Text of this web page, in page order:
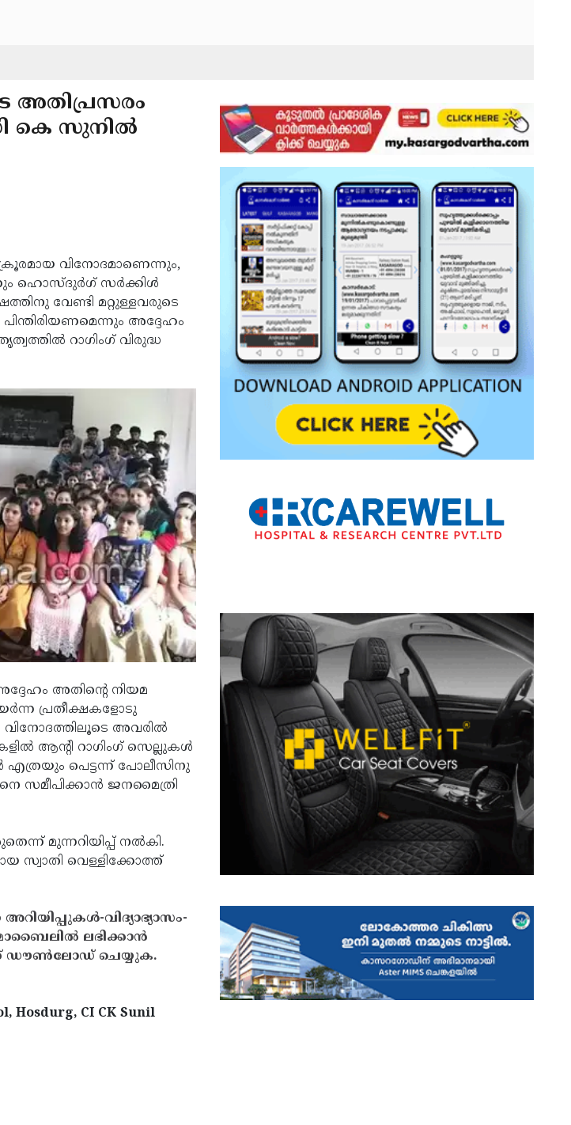
അതിപ്രസരം
കെ സുനില്‍
വിനോദമാണെന്നും,
ഹൊസ്ദുര്‍ഗ് സര്‍ക്കിള്‍
വേണ്ടി മറ്റുള്ളവരുടെ
അദ്ദേഹം
റാഗിംഗ് വിരുദ്ധ
അതിന്റെ നിയമ
പ്രതീക്ഷകളോടു
അവരില്‍
ആന്റി റാഗിംഗ് സെല്ലുകള്‍
എത്രയും പെട്ടന്ന് പോലീസിനു
സമീപിക്കാന്‍ ജനമൈത്രി
മുന്നറിയിപ്പ് നല്‍കി.
സ്വാതി വെള്ളിക്കോത്ത്
വിദ്യാഭ്യാസം-
ലഭിക്കാൻ
ഡൗൺലോഡ് ചെയ്യുക.
Hosdurg, CI CK Sunil